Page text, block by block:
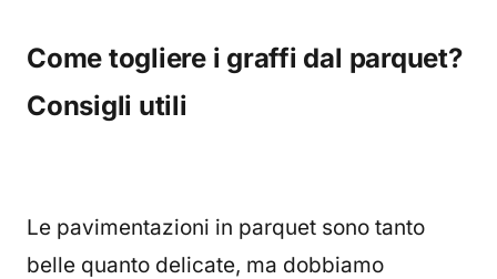
Come togliere i graffi dal parquet?
Consigli utili
Le pavimentazioni in parquet sono tanto
belle quanto delicate, ma dobbiamo